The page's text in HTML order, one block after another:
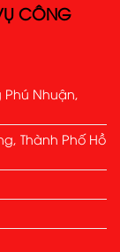
CÔNG
Phú Nhuận,
Thành Phố Hồ